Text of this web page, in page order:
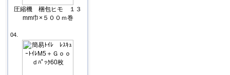
圧縮機 梱包ヒモ １３
mm巾×５００ｍ巻
04.